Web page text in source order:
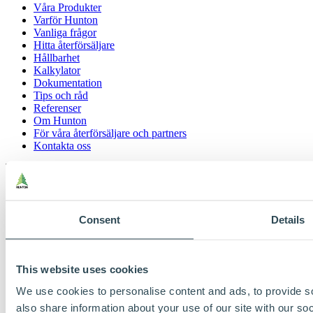
Consent Details
This website uses cookies
We use cookies to personalise content and ads, to provide
also share information about your use of our site with our
Våra Produkter
Varför Hunton
Vanliga frågor
Hitta återförsäljare
Hållbarhet
Kalkylator
Dokumentation
Tips och råd
Referenser
Om Hunton
För våra återförsäljare och partners
Kontakta oss
Försäljningskontor Sverige
+46 40 15 38 00
hunton@hunton.se